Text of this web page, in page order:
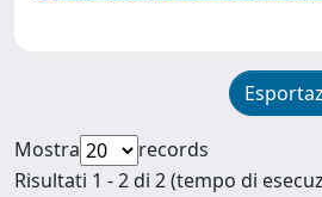
Mostra
records
Risultati 1 - 2 di 2 (tempo di